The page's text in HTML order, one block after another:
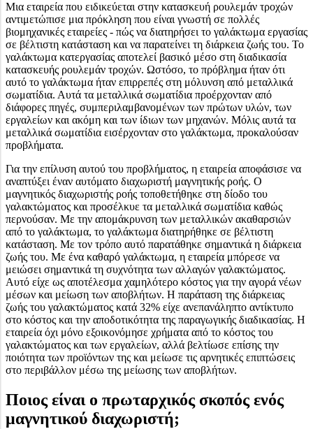
Μια εταιρεία που ειδικεύεται στην κατασκευή ρουλεμάν τροχών
αντιμετώπισε μια πρόκληση που είναι γνωστή σε πολλές
βιομηχανικές εταιρείες - πώς να διατηρήσει το γαλάκτωμα εργασίας
σε βέλτιστη κατάσταση και να παρατείνει τη διάρκεια ζωής του. Το
γαλάκτωμα κατεργασίας αποτελεί βασικό μέσο στη διαδικασία
κατασκευής ρουλεμάν τροχών. Ωστόσο, το πρόβλημα ήταν ότι
αυτό το γαλάκτωμα ήταν επιρρεπές στη μόλυνση από μεταλλικά
σωματίδια. Αυτά τα μεταλλικά σωματίδια προέρχονταν από
διάφορες πηγές, συμπεριλαμβανομένων των πρώτων υλών, των
εργαλείων και ακόμη και των ίδιων των μηχανών. Μόλις αυτά τα
μεταλλικά σωματίδια εισέρχονταν στο γαλάκτωμα, προκαλούσαν
προβλήματα.
Για την επίλυση αυτού του προβλήματος, η εταιρεία αποφάσισε να
αναπτύξει έναν αυτόματο διαχωριστή μαγνητικής ροής. Ο
μαγνητικός διαχωριστής ροής τοποθετήθηκε στη δίοδο του
γαλακτώματος και προσέλκυε τα μεταλλικά σωματίδια καθώς
περνούσαν. Με την απομάκρυνση των μεταλλικών ακαθαρσιών
από το γαλάκτωμα, το γαλάκτωμα διατηρήθηκε σε βέλτιστη
κατάσταση. Με τον τρόπο αυτό παρατάθηκε σημαντικά η διάρκεια
ζωής του. Με ένα καθαρό γαλάκτωμα, η εταιρεία μπόρεσε να
μειώσει σημαντικά τη συχνότητα των αλλαγών γαλακτώματος.
Αυτό είχε ως αποτέλεσμα χαμηλότερο κόστος για την αγορά νέων
μέσων και μείωση των αποβλήτων. Η παράταση της διάρκειας
ζωής του γαλακτώματος κατά 32% είχε ανεπανάληπτο αντίκτυπο
στο κόστος και την αποδοτικότητα της παραγωγικής διαδικασίας. Η
εταιρεία όχι μόνο εξοικονόμησε χρήματα από το κόστος του
γαλακτώματος και των εργαλείων, αλλά βελτίωσε επίσης την
ποιότητα των προϊόντων της και μείωσε τις αρνητικές επιπτώσεις
στο περιβάλλον μέσω της μείωσης των αποβλήτων.
Ποιος είναι ο πρωταρχικός σκοπός ενός
μαγνητικού διαχωριστή;